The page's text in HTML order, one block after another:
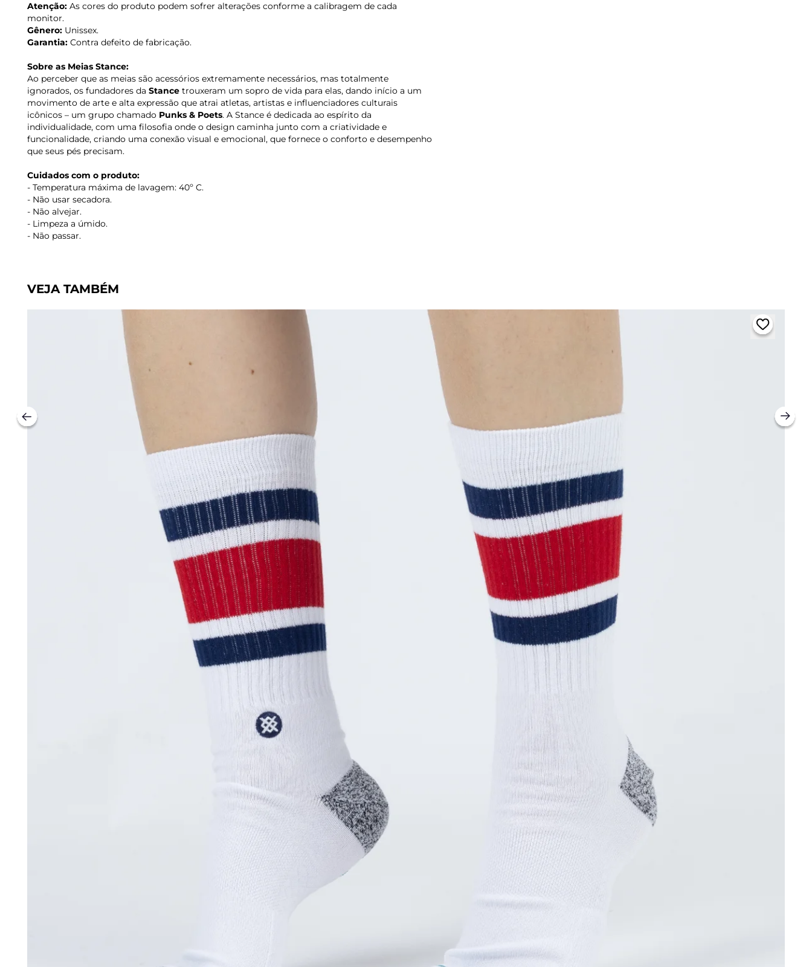
Atenção: As cores do produto podem sofrer alterações conforme a calibragem de cada
monitor.
Gênero: Unissex.
Garantia: Contra defeito de fabricação.
Sobre as Meias Stance:
Ao perceber que as meias são acessórios extremamente necessários, mas totalmente
ignorados, os fundadores da Stance trouxeram um sopro de vida para elas, dando início a um
movimento de arte e alta expressão que atrai atletas, artistas e influenciadores culturais
icônicos – um grupo chamado Punks & Poets. A Stance é dedicada ao espírito da
individualidade, com uma filosofia onde o design caminha junto com a criatividade e
funcionalidade, criando uma conexão visual e emocional, que fornece o conforto e desempenho
que seus pés precisam.
Cuidados com o produto:
- Temperatura máxima de lavagem: 40º C.
- Não usar secadora.
- Não alvejar.
- Limpeza a úmido.
- Não passar.
VEJA TAMBÉM